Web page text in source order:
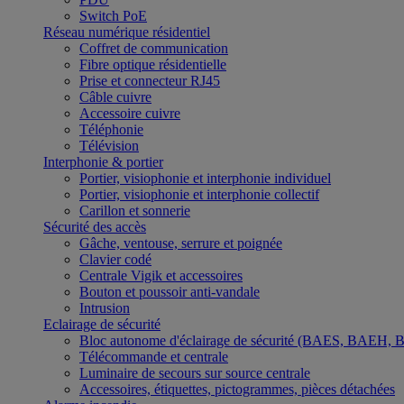
Switch PoE
Réseau numérique résidentiel
Coffret de communication
Fibre optique résidentielle
Prise et connecteur RJ45
Câble cuivre
Accessoire cuivre
Téléphonie
Télévision
Interphonie & portier
Portier, visiophonie et interphonie individuel
Portier, visiophonie et interphonie collectif
Carillon et sonnerie
Sécurité des accès
Gâche, ventouse, serrure et poignée
Clavier codé
Centrale Vigik et accessoires
Bouton et poussoir anti-vandale
Intrusion
Eclairage de sécurité
Bloc autonome d'éclairage de sécurité (BAES,
Télécommande et centrale
Luminaire de secours sur source centrale
Accessoires, étiquettes, pictogrammes, pièces détachées